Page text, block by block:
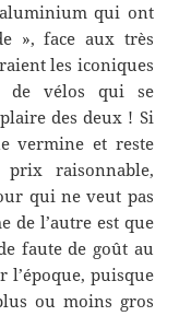
aluminium qui ont
», face aux très
les iconiques
de vélos qui se
des deux ! Si
vermine et reste
raisonnable,
qui ne veut pas
de l’autre est que
faute de goût au
l’époque, puisque
ou moins gros